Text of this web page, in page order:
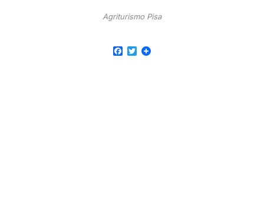
Agriturismo Pisa
Facebook
Twitter